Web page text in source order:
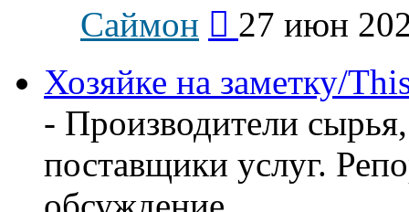
Саймон
последнему
27 июн
Хозяйке на заметку/
- Производители
поставщики услуг.